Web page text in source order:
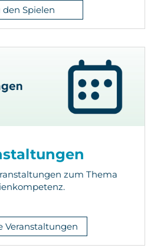
den Spielen
zum Thema
Veranstaltungen